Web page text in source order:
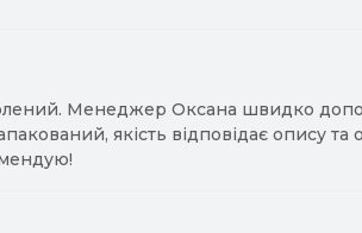
Менеджер Оксана швидко
якість відповідає опису